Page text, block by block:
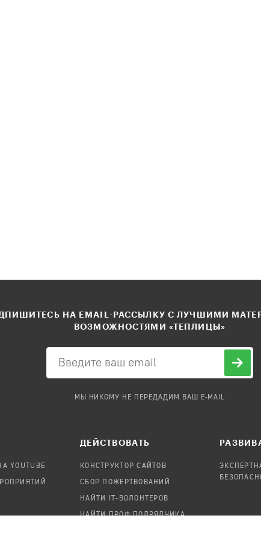
НА EMAIL-РАССЫЛКУ С ЛУЧШИМИ
ВОЗМОЖНОСТЯМИ «ТЕПЛИЦЫ»
МЫ НИКОМУ НЕ ПЕРЕДАДИМ ВАШ E-MAIL
YOUTUBE
ДЕЙСТВОВАТЬ
КОНСТРУКТОР САЙТОВ
СБОР ПОЖЕРТВОВАНИЙ
НАЙТИ IT-ВОЛОНТЕРОВ
НАЙТИ ПРОФ.ПОДРЯДЧИКА